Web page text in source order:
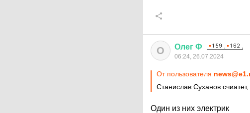
О Олег Ф
06:24, 26.07.2024
От пользователя
Станислав Суханов
Один из них электрик